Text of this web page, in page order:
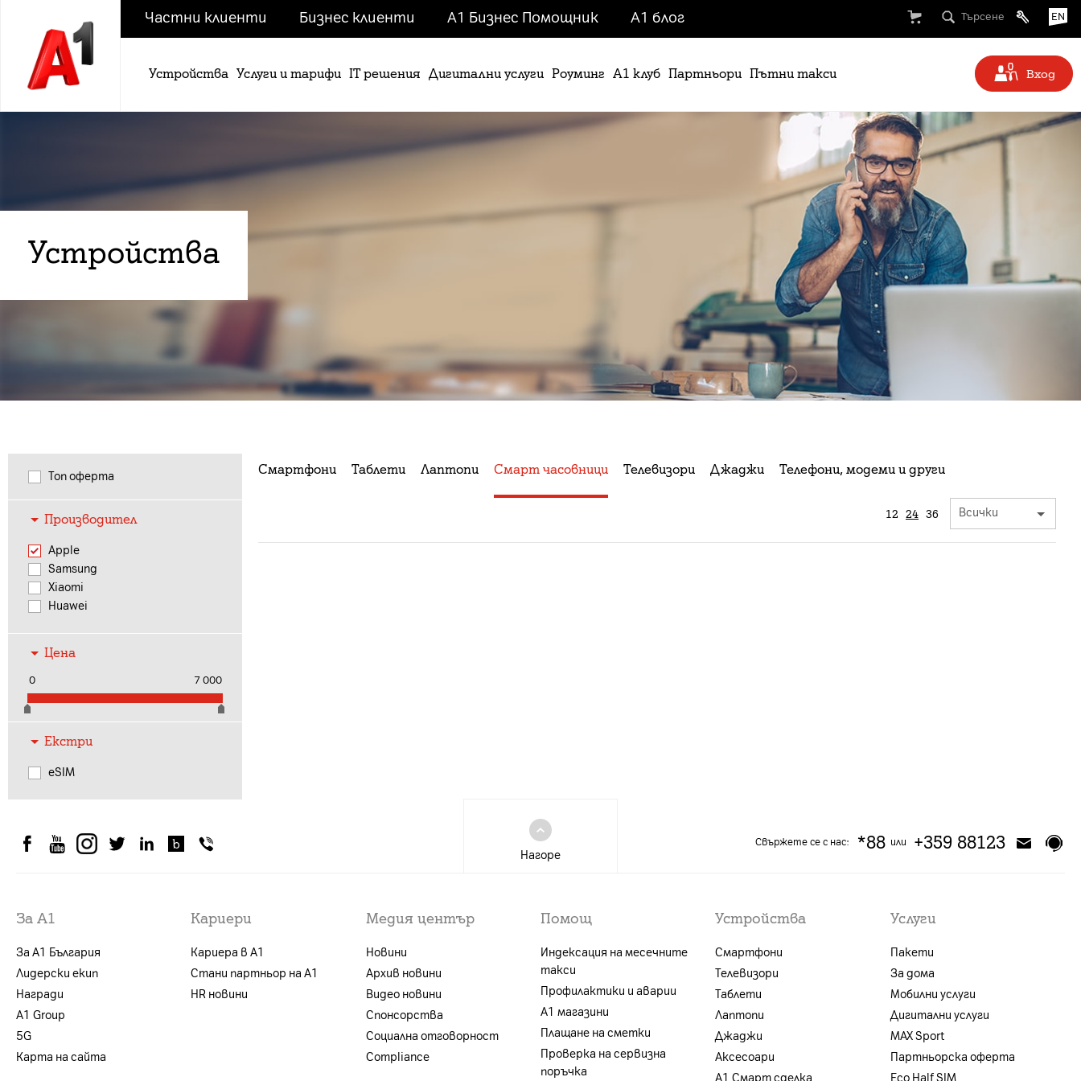
Частни клиенти Бизнес клиенти А1 Бизнес Помощник A1 блог Търсене EN
Устройства Услуги и тарифи IT решения Дигитални услуги Роуминг А1 клуб Партньори Пътни такси Вход
Устройства
Топ оферта
Производител
Apple
Samsung
Xiaomi
Huawei
Цена
0 7 000
Екстри
eSIM
Смартфони Таблети Лаптопи Смарт часовници Телевизори Джаджи Телефони, модеми и други
12 24 36
Нагоре
Свържете се с нас: *88 или +359 88123
За А1
За А1 България
Лидерски екип
Награди
А1 Group
5G
Карта на сайта
Кариери
Кариера в А1
Стани партньор на А1
HR новини
Медия център
Новини
Архив новини
Видео новини
Спонсорства
Социална отговорност
Compliance
Помощ
Индексация на месечните
такси
Профилактики и аварии
А1 магазини
Плащане на сметки
Проверка на сервизна
поръчка
Устройства
Смартфони
Телевизори
Таблети
Лаптопи
Джаджи
Аксесоари
A1 Смарт сделка
Услуги
Пакети
За дома
Мобилни услуги
Дигитални услуги
MAX Sport
Партньорска оферта
Eco Half SIM